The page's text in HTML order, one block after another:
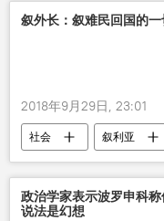
叙外长：叙难民回国的
2018年9月29日, 23:01
社会 叙利亚
政治学家表示波罗申科称
说法是幻想